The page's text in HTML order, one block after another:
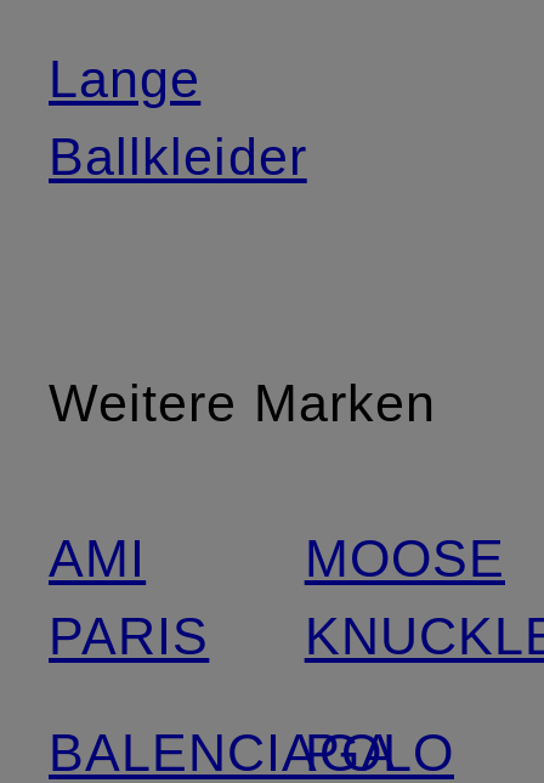
Lange
Ballkleider
Weitere Marken
AMI
PARIS
BALENCIAGA
MOOSE
POLO